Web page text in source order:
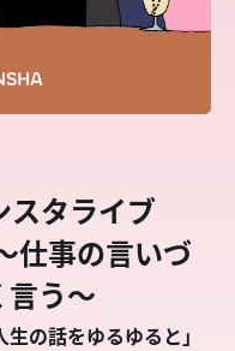
スタライブ
仕事の言いづ
言う〜
の話をゆるゆると」